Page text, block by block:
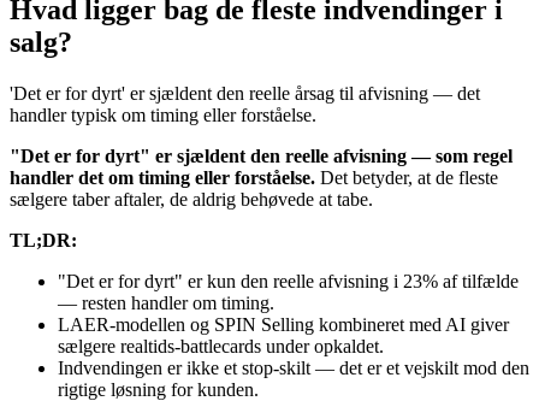
Hvad ligger bag de fleste indvendinger i
salg?
'Det er for dyrt' er sjældent den reelle årsag til afvisning — det
handler typisk om timing eller forståelse.
"Det er for dyrt" er sjældent den reelle afvisning — som regel
handler det om timing eller forståelse. Det betyder, at de fleste
sælgere taber aftaler, de aldrig behøvede at tabe.
TL;DR:
"Det er for dyrt" er kun den reelle afvisning i 23% af tilfælde
— resten handler om timing.
LAER-modellen og SPIN Selling kombineret med AI giver
sælgere realtids-battlecards under opkaldet.
Indvendingen er ikke et stop-skilt — det er et vejskilt mod den
rigtige løsning for kunden.